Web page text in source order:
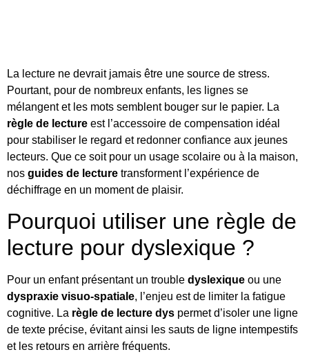
La lecture ne devrait jamais être une source de stress.
Pourtant, pour de nombreux enfants, les lignes se
mélangent et les mots semblent bouger sur le papier. La
règle de lecture est l’accessoire de compensation idéal
pour stabiliser le regard et redonner confiance aux jeunes
lecteurs. Que ce soit pour un usage scolaire ou à la maison,
nos guides de lecture transforment l’expérience de
déchiffrage en un moment de plaisir.
Pourquoi utiliser une règle de
lecture pour dyslexique ?
Pour un enfant présentant un trouble dyslexique ou une
dyspraxie visuo-spatiale, l’enjeu est de limiter la fatigue
cognitive. La règle de lecture dys permet d’isoler une ligne
de texte précise, évitant ainsi les sauts de ligne intempestifs
et les retours en arrière fréquents.